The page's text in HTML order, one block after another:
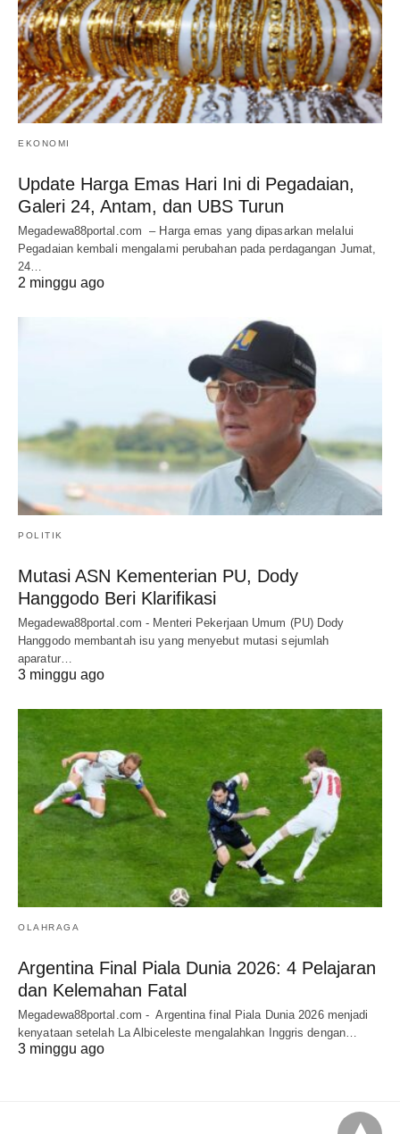
EKONOMI
Update Harga Emas Hari Ini di Pegadaian,
Galeri 24, Antam, dan UBS Turun
Megadewa88portal.com – Harga emas yang dipasarkan melalui
Pegadaian kembali mengalami perubahan pada perdagangan Jumat,
24…
2 minggu ago
POLITIK
Mutasi ASN Kementerian PU, Dody
Hanggodo Beri Klarifikasi
Megadewa88portal.com - Menteri Pekerjaan Umum (PU) Dody
Hanggodo membantah isu yang menyebut mutasi sejumlah
aparatur…
3 minggu ago
OLAHRAGA
Argentina Final Piala Dunia 2026: 4 Pelajaran
dan Kelemahan Fatal
Megadewa88portal.com - Argentina final Piala Dunia 2026 menjadi
kenyataan setelah La Albiceleste mengalahkan Inggris dengan…
3 minggu ago